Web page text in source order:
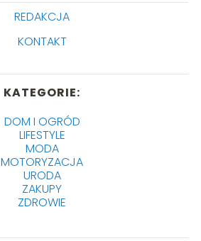
REDAKCJA
KONTAKT
KATEGORIE:
DOM I OGRÓD
LIFESTYLE
MODA
MOTORYZACJA
URODA
ZAKUPY
ZDROWIE